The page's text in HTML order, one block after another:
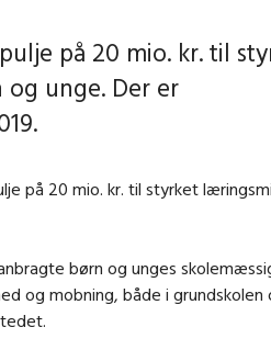
på 20 mio. kr. til
unge. Der er
på 20 mio. kr. til styrket
børn og unges
og mobning, både i grundskolen